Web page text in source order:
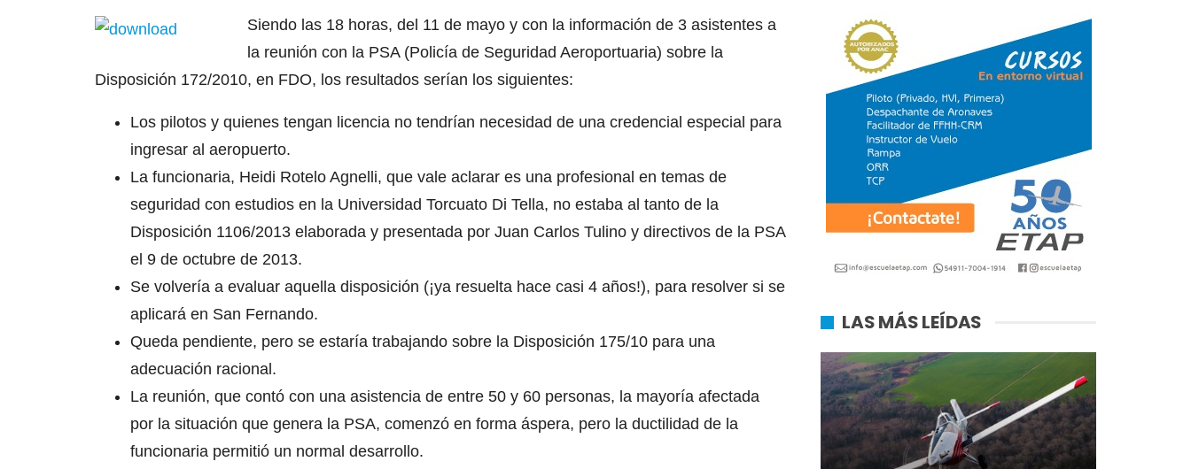
Siendo las 18 horas, del 11 de mayo y con la información de 3 asistentes a
la reunión con la PSA (Policía de Seguridad Aeroportuaria) sobre la
Disposición 172/2010, en FDO, los resultados serían los siguientes:
Los pilotos y quienes tengan licencia no tendrían necesidad de una credencial especial para
ingresar al aeropuerto.
La funcionaria, Heidi Rotelo Agnelli, que vale aclarar es una profesional en temas de
seguridad con estudios en la Universidad Torcuato Di Tella, no estaba al tanto de la
Disposición 1106/2013 elaborada y presentada por Juan Carlos Tulino y directivos de la PSA
el 9 de octubre de 2013.
Se volvería a evaluar aquella disposición (¡ya resuelta hace casi 4 años!), para resolver si se
aplicará en San Fernando.
Queda pendiente, pero se estaría trabajando sobre la Disposición 175/10 para una
adecuación racional.
La reunión, que contó con una asistencia de entre 50 y 60 personas, la mayoría afectada
por la situación que genera la PSA, comenzó en forma áspera, pero la ductilidad de la
funcionaria permitió un normal desarrollo.
LAS MÁS LEÍDAS